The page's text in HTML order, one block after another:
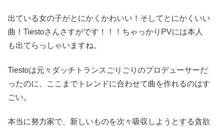
出ている女の子がとにかくかわいい！そしてとにかくいい
曲！Tiestoさんさすがです！！！ちゃっかりPVには本人
も出てらっしゃいますね。
Tiestoは元々ダッチトランスごりごりのプロデューサーだ
ったのに、ここまでトレンドに合わせて曲を作れるのはす
ごい。
本当に努力家で、新しいものを次々吸収しようとする貪欲